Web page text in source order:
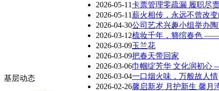
基层动态
2026-05-11卡票管理零疏漏 履职尽
2026-05-11薪火相传，永远不曾改
2026-04-30公司艺术兴趣小组举办
2026-03-12梳妆千年，簪绾春色 ——
2026-03-09玉兰花
2026-03-09把春天带回家
2026-03-06巾帼绽芳华 文化润初心
2026-03-04一口烟火味，万般故人情
2026-02-26馨启新岁 月护新生 馨月